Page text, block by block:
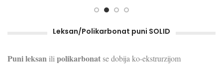
Leksan/Polikarbonat puni SOLID
Puni leksan ili polikarbonat se dobija ko-ekstrurzijom